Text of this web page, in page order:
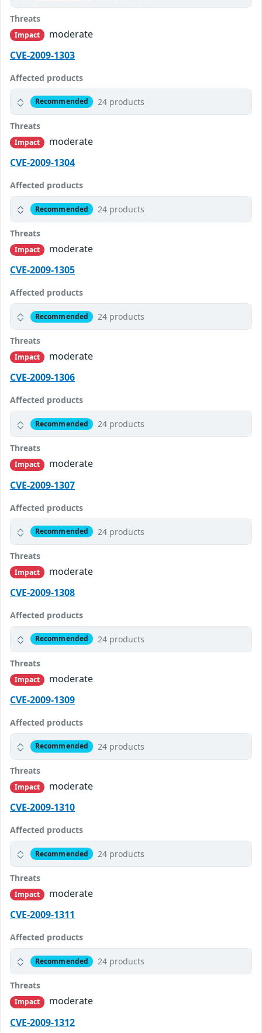
Threats
Impact
moderate
CVE-2009-1303
Affected products
Recommended 24 products
Threats
Impact
moderate
CVE-2009-1304
Affected products
Recommended 24 products
Threats
Impact
moderate
CVE-2009-1305
Affected products
Recommended 24 products
Threats
Impact
moderate
CVE-2009-1306
Affected products
Recommended 24 products
Threats
Impact
moderate
CVE-2009-1307
Affected products
Recommended 24 products
Threats
Impact
moderate
CVE-2009-1308
Affected products
Recommended 24 products
Threats
Impact
moderate
CVE-2009-1309
Affected products
Recommended 24 products
Threats
Impact
moderate
CVE-2009-1310
Affected products
Recommended 24 products
Threats
Impact
moderate
CVE-2009-1311
Affected products
Recommended 24 products
Threats
Impact
moderate
CVE-2009-1312